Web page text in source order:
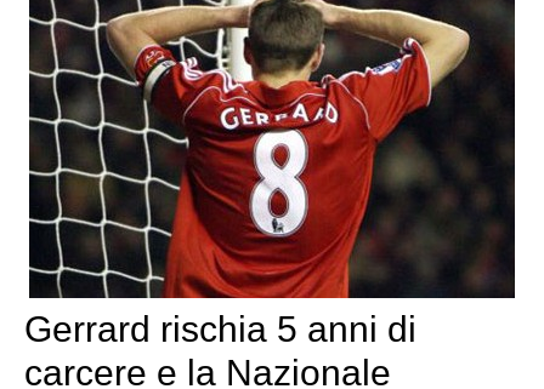
Gerrard rischia 5 anni di
carcere e la Nazionale